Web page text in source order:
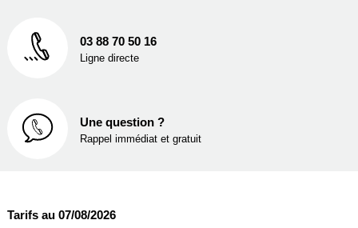
03 88 70 50 16
Ligne directe
Une question ?
Rappel immédiat et gratuit
Tarifs au 07/08/2026